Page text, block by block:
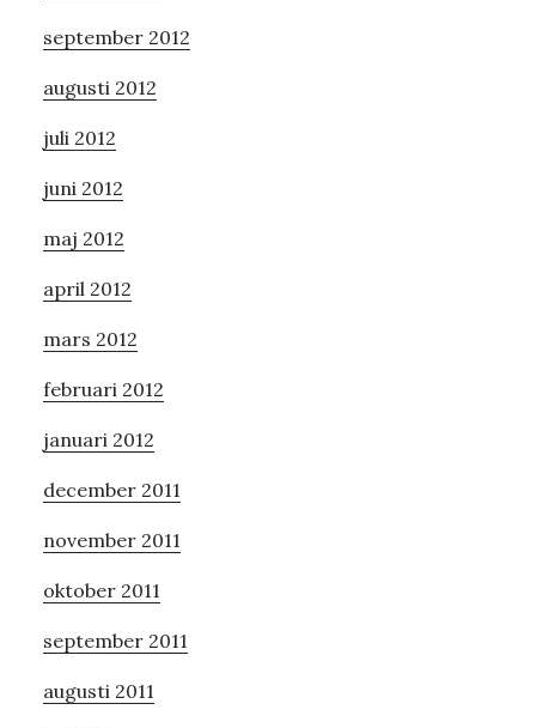
september 2012
augusti 2012
juli 2012
juni 2012
maj 2012
april 2012
mars 2012
februari 2012
januari 2012
december 2011
november 2011
oktober 2011
september 2011
augusti 2011